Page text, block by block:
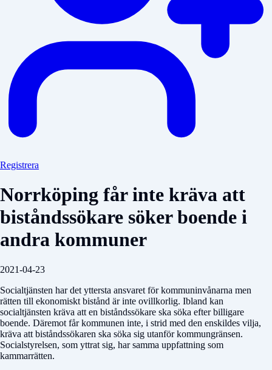
Registrera
Norrköping får inte kräva att
biståndssökare söker boende i
andra kommuner
2021-04-23
Socialtjänsten har det yttersta ansvaret för kommuninvånarna men
rätten till ekonomiskt bistånd är inte ovillkorlig. Ibland kan
socialtjänsten kräva att en biståndssökare ska söka efter billigare
boende. Däremot får kommunen inte, i strid med den enskildes vilja,
kräva att biståndssökaren ska söka sig utanför kommungränsen.
Socialstyrelsen, som yttrat sig, har samma uppfattning som
kammarrätten.